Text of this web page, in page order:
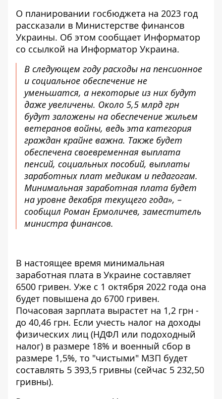
О планировании госбюджета на 2023 год
рассказали в Министерстве финансов
Украины. Об этом сообщает Информатор
со ссылкой на Информатор Украина.
В следующем году расходы на пенсионное
и социальное обеспечение не
уменьшатся, а некоторые из них будут
даже увеличены. Около 5,5 млрд грн
будут заложены на обеспечение жильем
ветеранов войны, ведь эта категория
граждан крайне важна. Также будет
обеспечена своевременная выплата
пенсий, социальных пособий, выплаты
заработных плат медикам и педагогам.
Минимальная заработная плата будет
на уровне декабря текущего года», –
сообщил Роман Ермоличев, заместитель
министра финансов.
В настоящее время минимальная
заработная плата в Украине составляет
6500 гривен. Уже с 1 октября 2022 года она
будет повышена до 6700 гривен.
Почасовая зарплата вырастет на 1,2 грн -
до 40,46 грн. Если учесть налог на доходы
физических лиц (НДФЛ или подоходный
налог) в размере 18% и военный сбор в
размере 1,5%, то "чистыми" МЗП будет
составлять 5 393,5 гривны (сейчас 5 232,50
гривны).